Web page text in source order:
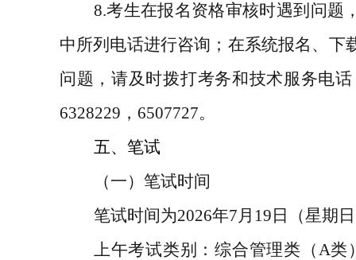
8.考生在报名资格审核时遇到问题
中所列电话进行咨询；在系统报名、下
问题，请及时拨打考务和技术服务电
6328229 ， 6507727。
五、笔试
（一）笔试时间
笔试时间为2026年7月 19 日（星期
上午考试类别：综合管理类（A类